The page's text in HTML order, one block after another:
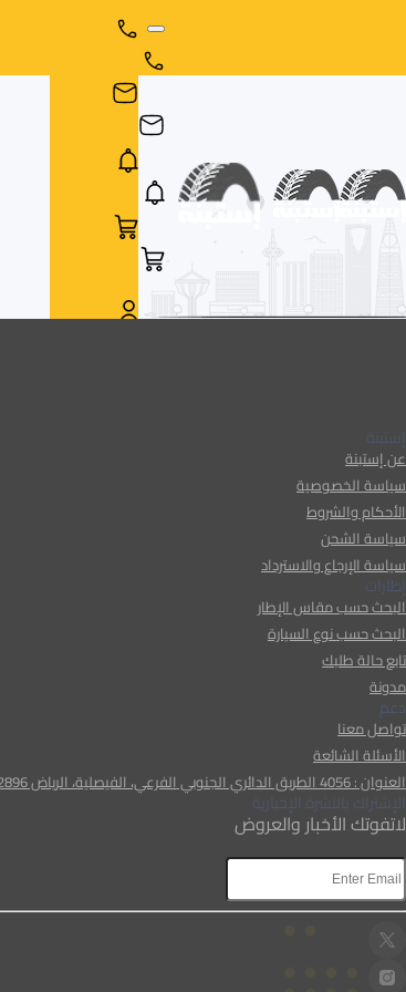
إستبنة
عن إستبنة
سياسة الخصوصية
الأحكام والشروط
سياسة الشحن
سياسة الإرجاع والاسترداد
إطارات
البحث حسب مقاس الإطار
البحث حسب نوع السيارة
تابع حالة طلبك
مدونة
دعم
تواصل معنا
الأسئلة الشائعة
العنوان : 4056 الطريق الدائري الجنوبي الفرعي، الفيصلية، الرياض 12896، المملكة العربية السعودية
الإشتراك بالنشرة الإخبارية
لاتفوتك الأخبار والعروض